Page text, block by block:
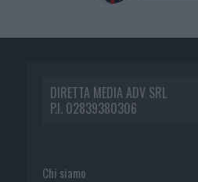
DIRETTA MEDIA ADV SRL
P.I. 02839380306
Chi siamo